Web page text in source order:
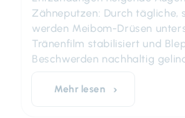
Zähneputzen: Durch tägliche,
werden Meibom-Drüsen
Tränenfilm stabilisiert und
Beschwerden nachhaltig
Mehr lesen